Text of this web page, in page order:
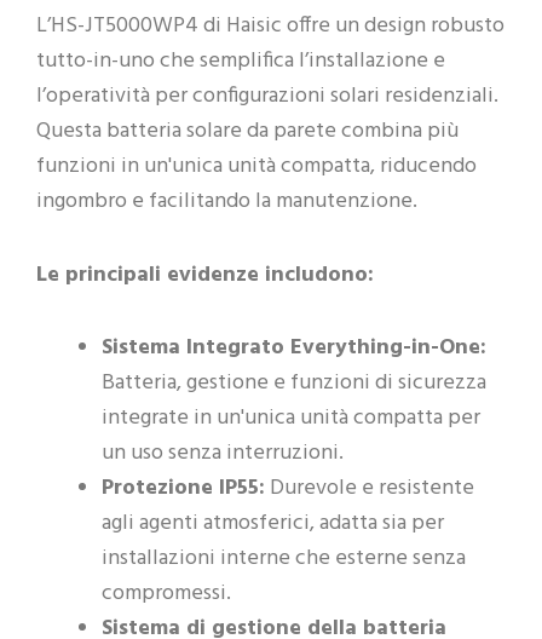
L’HS-JT5000WP4 di Haisic offre un design robusto
tutto-in-uno che semplifica l’installazione e
l’operatività per configurazioni solari residenziali.
Questa batteria solare da parete combina più
funzioni in un'unica unità compatta, riducendo
ingombro e facilitando la manutenzione.
Le principali evidenze includono:
Sistema Integrato Everything-in-One:
Batteria, gestione e funzioni di sicurezza
integrate in un'unica unità compatta per
un uso senza interruzioni.
Protezione IP55: Durevole e resistente
agli agenti atmosferici, adatta sia per
installazioni interne che esterne senza
compromessi.
Sistema di gestione della batteria